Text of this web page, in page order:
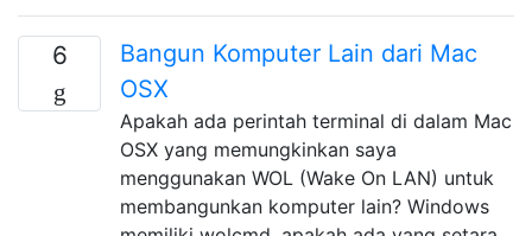
6
Bangun Komputer Lain dari Mac
OSX
Apakah ada perintah terminal di dalam Mac
OSX yang memungkinkan saya
menggunakan WOL (Wake On LAN) untuk
membangunkan komputer lain? Windows